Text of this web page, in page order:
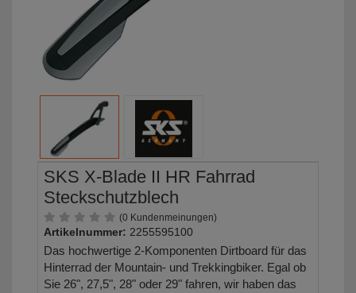
SKS X-Blade II HR Fahrrad
Steckschutzblech
(0 Kundenmeinungen)
Artikelnummer: 2255595100
Das hochwertige 2-Komponenten Dirtboard für das
Hinterrad der Mountain- und Trekkingbiker. Egal ob
Sie 26", 27,5", 28" oder 29" fahren, wir haben das